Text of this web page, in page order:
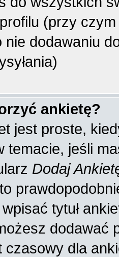
(przy
nie dodawaniu
ankietę?
jest proste,
temacie, jeśli
Dodaj
tytuł
dodawać
czasowy dla